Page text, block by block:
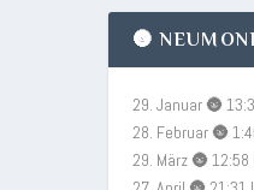
🌚
29. Januar 🌚
28. Februar 🌚
29. März 🌚 12:58